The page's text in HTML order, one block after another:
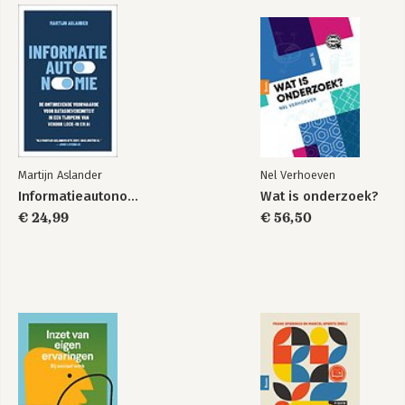
Martijn Aslander
Informatieautonomie
€ 24,99
Nel Verhoeven
Wat is onderzoek?
€ 56,50